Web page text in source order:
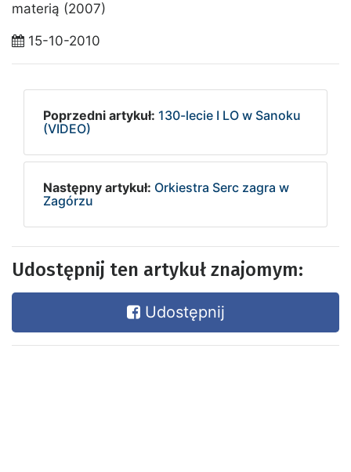
materią (2007)
15-10-2010
Poprzedni artykuł: 130-lecie I LO w Sanoku
(VIDEO)
Następny artykuł: Orkiestra Serc zagra w
Zagórzu
Udostępnij ten artykuł znajomym:
Udostępnij